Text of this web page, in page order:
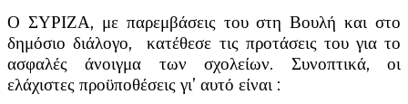
Ο ΣΥΡΙΖΑ, με παρεμβάσεις του στη Βουλή και στο
δημόσιο διάλογο, κατέθεσε τις προτάσεις του για το
ασφαλές άνοιγμα των σχολείων. Συνοπτικά, οι
ελάχιστες προϋποθέσεις γι’ αυτό είναι :